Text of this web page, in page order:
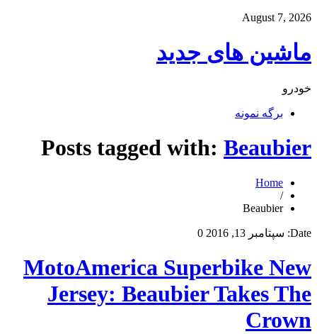
August 7, 2026
ماشین های جدید
خودرو
برگه نمونه
Posts tagged with: Beaubier
Home
/
Beaubier
Date: سپتامبر 13, 2016 0
MotoAmerica Superbike New
Jersey: Beaubier Takes The
Crown